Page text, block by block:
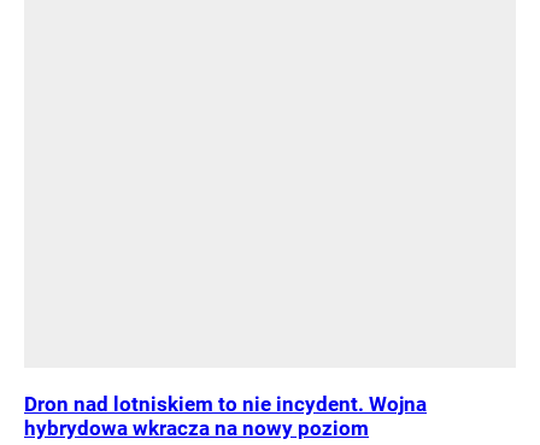
Dron nad lotniskiem to nie incydent. Wojna
hybrydowa wkracza na nowy poziom